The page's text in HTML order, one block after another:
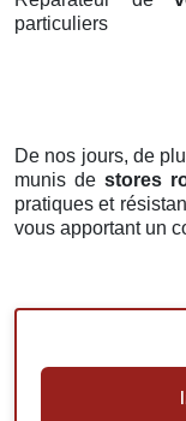
particuliers
De nos jours, de
munis de stores
pratiques et
vous apportant un